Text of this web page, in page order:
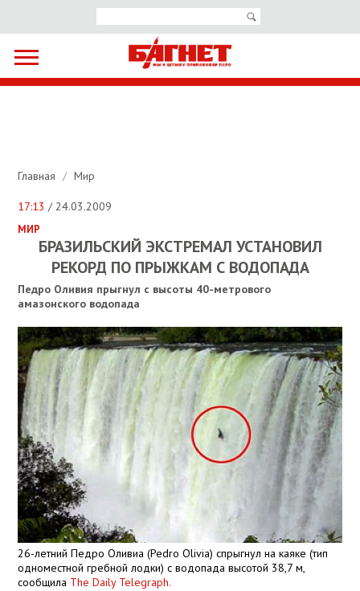
Главная / Мир
17:13 / 24.03.2009
МИР
БРАЗИЛЬСКИЙ ЭКСТРЕМАЛ УСТАНОВИЛ
РЕКОРД ПО ПРЫЖКАМ С ВОДОПАДА
Педро Оливия прыгнул с высоты 40-метрового
амазонского водопада
26-летний Педро Оливиа (Pedro Olivia) спрыгнул на каяке (тип
одноместной гребной лодки) с водопада высотой 38,7 м,
сообщила The Daily Telegraph.